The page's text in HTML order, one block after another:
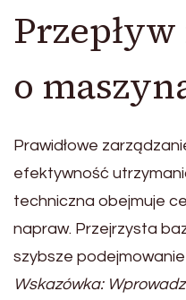
o
Prawidłowe
efektywność
techniczna obejmuje
napraw. Przejrzysta
szybsze podejmowanie
Wskazówka: